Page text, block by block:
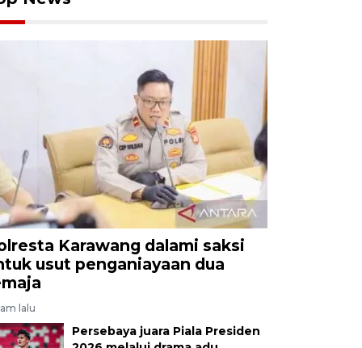
Karawang dalami saksi
usut penganiayaan dua
lalu
Persebaya juara Piala Presiden